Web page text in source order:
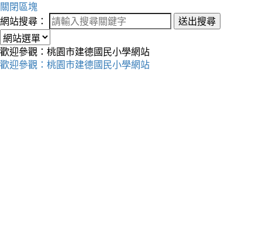
關閉區塊
網站搜尋：
送出搜尋
歡迎參觀：桃園市建德國民小學網站
歡迎參觀：桃園市建德國民小學網站